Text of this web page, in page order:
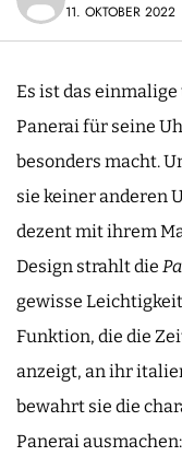
11. OKTOBER 2022
Es ist das
Panerai für seine
besonders macht.
sie keiner anderen
dezent mit ihrem
Design strahlt die
gewisse
Funktion, die die
anzeigt, an ihr
bewahrt sie die
Panerai